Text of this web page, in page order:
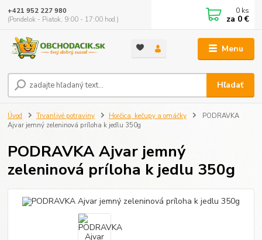
Menu
Hľadať
+421 952 227 980
(Pondelok - Piatok, 9:00 - 17:00 hod.)
0 ks
za 0 €
Úvod Trvanlivé potraviny Horčica, kečupy a omáčky
PODRAVKA
Ajvar jemný zeleninová príloha k jedlu 350g
PODRAVKA Ajvar jemný
zeleninová príloha k jedlu 350g